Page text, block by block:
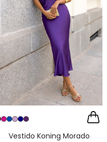
Vestido Koning Morado